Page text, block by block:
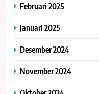
Februari 2025
Januari 2025
Desember 2024
November 2024